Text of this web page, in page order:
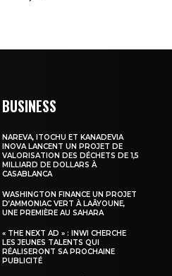
BUSINESS
NAREVA, ITOCHU ET KANADEVIA
INOVA LANCENT UN PROJET DE
VALORISATION DES DÉCHETS DE 1,5
MILLIARD DE DOLLARS À
CASABLANCA
WASHINGTON FINANCE UN PROJET
D’AMMONIAC VERT À LAÂYOUNE,
UNE PREMIÈRE AU SAHARA
« THE NEXT AD » : INWI CHERCHE
LES JEUNES TALENTS QUI
RÉALISERONT SA PROCHAINE
PUBLICITÉ